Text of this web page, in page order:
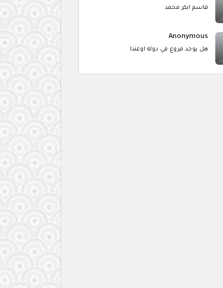
قاسم ابكر محمد
Anonymous
هل يوجد فروغ في دوله اوغندا